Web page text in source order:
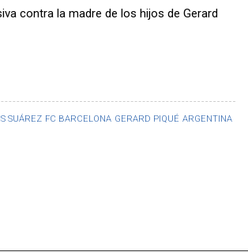
SUÁREZ FC BARCELONA GERARD PIQUÉ ARGENTINA
contra la madre de los hijos de Gerard